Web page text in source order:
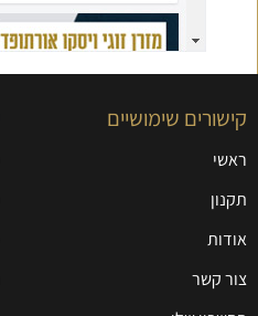
קישורים שימושיים
ראשי
תקנון
אודות
צור קשר